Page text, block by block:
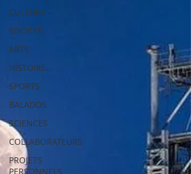
CULTURE
SOCIÉTÉ
ARTS
HISTOIRE
SPORTS
BALADOS
SCIENCES
COLLABORATEURS
PROJETS
PERSONNELS